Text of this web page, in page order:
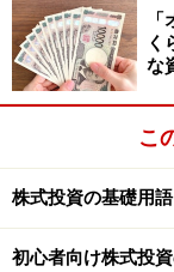
く
な
こ
株式投資の基礎用語
初心者向け株式投